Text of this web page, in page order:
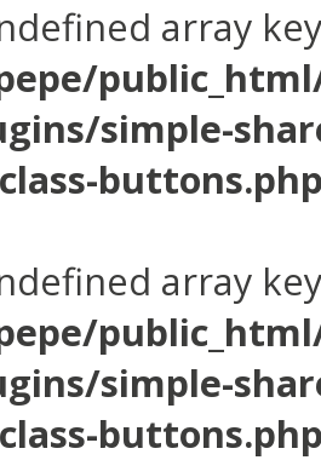
array
simple-
array
simple-